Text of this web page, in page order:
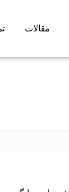
مقالات